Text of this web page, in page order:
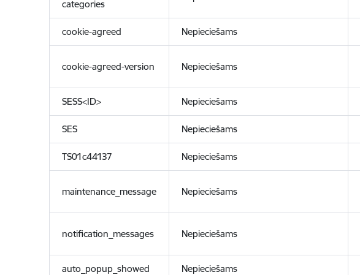
categories
cookie-agreed Nepieciešams
cookie-agreed-version Nepieciešams
SESS<ID> Nepieciešams
SES Nepieciešams
TS01c44137 Nepieciešams
maintenance_message Nepieciešams
notification_messages Nepieciešams
auto_popup_showed Nepieciešams